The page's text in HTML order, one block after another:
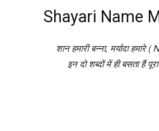
Shayari Name
शान हमारी बन्ना, मर्यादा
इन दो शब्दों में ही बसता हैं